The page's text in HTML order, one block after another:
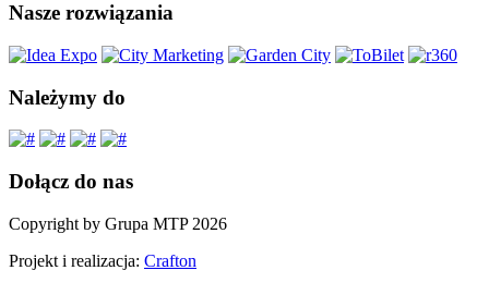
Nasze rozwiązania
Należymy do
Dołącz do nas
Copyright by Grupa MTP 2026
Projekt i realizacja: Crafton